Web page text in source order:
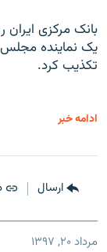
بانک مرکزی ایران
تکذیب کرد.
ادامه خبر
ارسال
مرداد ۲۰, ۱۳۹۷